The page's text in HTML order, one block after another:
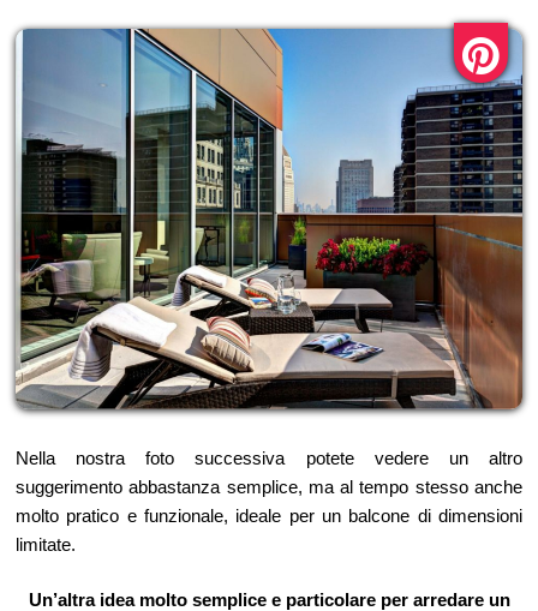
Nella nostra foto successiva potete vedere un altro
suggerimento abbastanza semplice, ma al tempo stesso anche
molto pratico e funzionale, ideale per un balcone di dimensioni
limitate.
Un’altra idea molto semplice e particolare per arredare un